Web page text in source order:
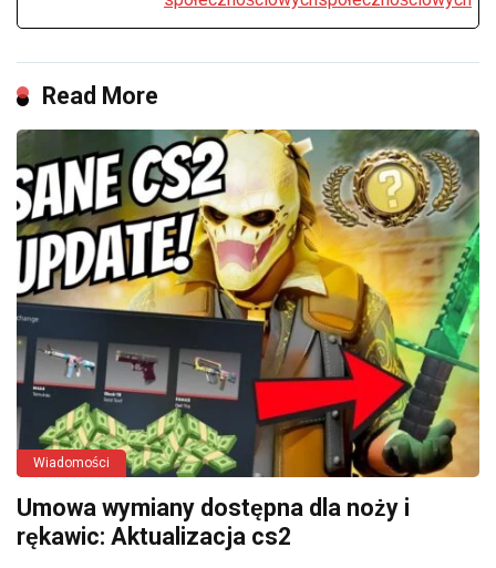
Read More
Wiadomości
Umowa wymiany dostępna dla noży i
rękawic: Aktualizacja cs2